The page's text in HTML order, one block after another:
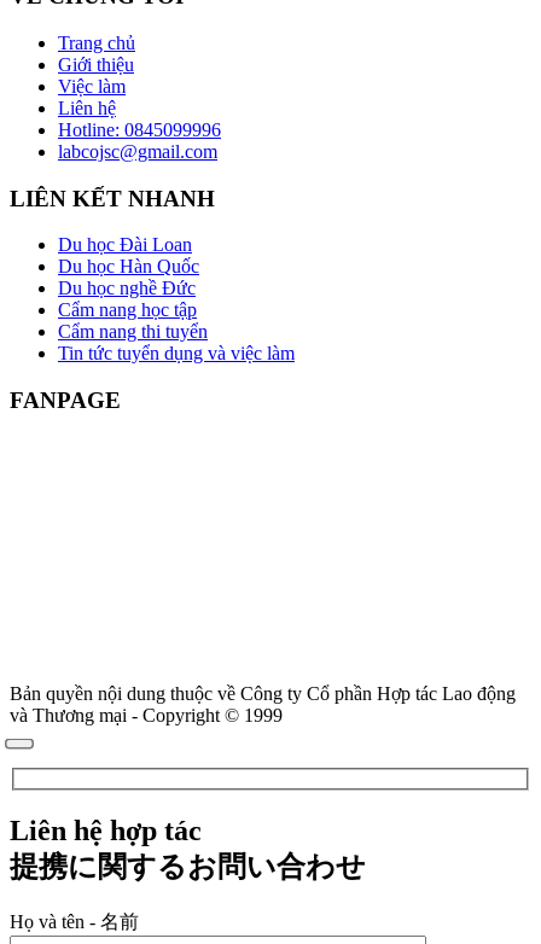
Trang chủ
Giới thiệu
Việc làm
Liên hệ
Hotline: 0845099996
labcojsc@gmail.com
LIÊN KẾT NHANH
Du học Đài Loan
Du học Hàn Quốc
Du học nghề Đức
Cẩm nang học tập
Cẩm nang thi tuyển
Tin tức tuyển dụng và việc làm
FANPAGE
Bản quyền nội dung thuộc về Công ty Cổ phần Hợp tác Lao động
và Thương mại - Copyright © 1999
Liên hệ hợp tác
提携に関するお問い合わせ
Họ và tên - 名前